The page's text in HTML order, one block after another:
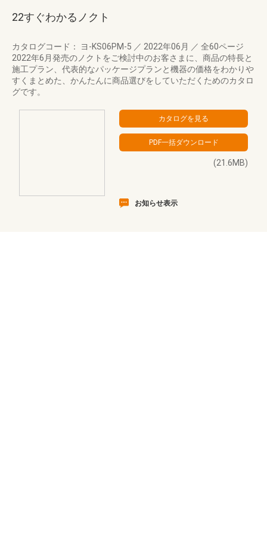
22すぐわかるノクト
カタログコード： ヨ-KS06PM-5 ／ 2022年06月 ／ 全60ページ
2022年6月発売のノクトをご検討中のお客さまに、商品の特長と
施工プラン、代表的なパッケージプランと機器の価格をわかりや
すくまとめた、かんたんに商品選びをしていただくためのカタロ
グです。
(21.6MB)
お知らせ表示